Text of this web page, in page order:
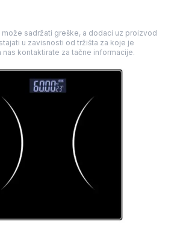
sadržati greške, a dodaci uz proizvod
u zavisnosti od tržišta za koje je
nas kontaktirate za tačne informacije.